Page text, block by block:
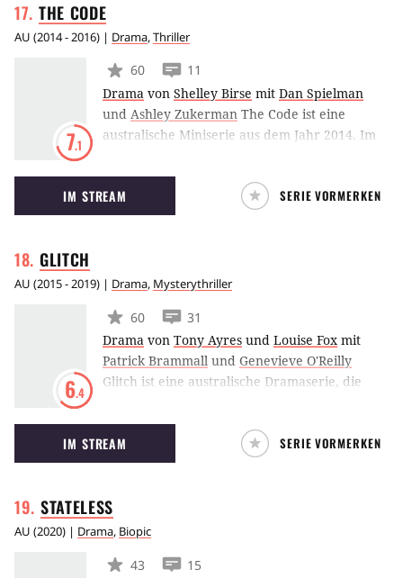
Welt.
THE CODE
AU (2014 - 2016) | Drama,Thriller
7.1
60
11
Drama von Shelley Birse mit Dan Spielman
und Ashley Zukerman The Code ist eine
australische Miniserie aus dem Jahr 2014. Im
unterschiedlichen Brüder Ned (Dan Spielman)
und Jesse (Ashley Zukerman), die
Informationen über mögliche Verwicklungen
IM STREAM SERIE VORMERKEN
GLITCH
AU (2015 - 2019) | Drama, Mysterythriller
6.4
60
31
Drama von Tony Ayres und Louise Fox mit
Patrick Brammall und Genevieve O'Reilly
Glitch ist eine australische Dramaserie, die
der Kleinstadt Yoorana und erzählt von einem
mysteriösen Ereignis. Eines Tages stehen sechs
Menschen von den Toten wieder auf.
IM STREAM SERIE VORMERKEN
STATELESS
AU (2020) | Drama, Biopic
43
15